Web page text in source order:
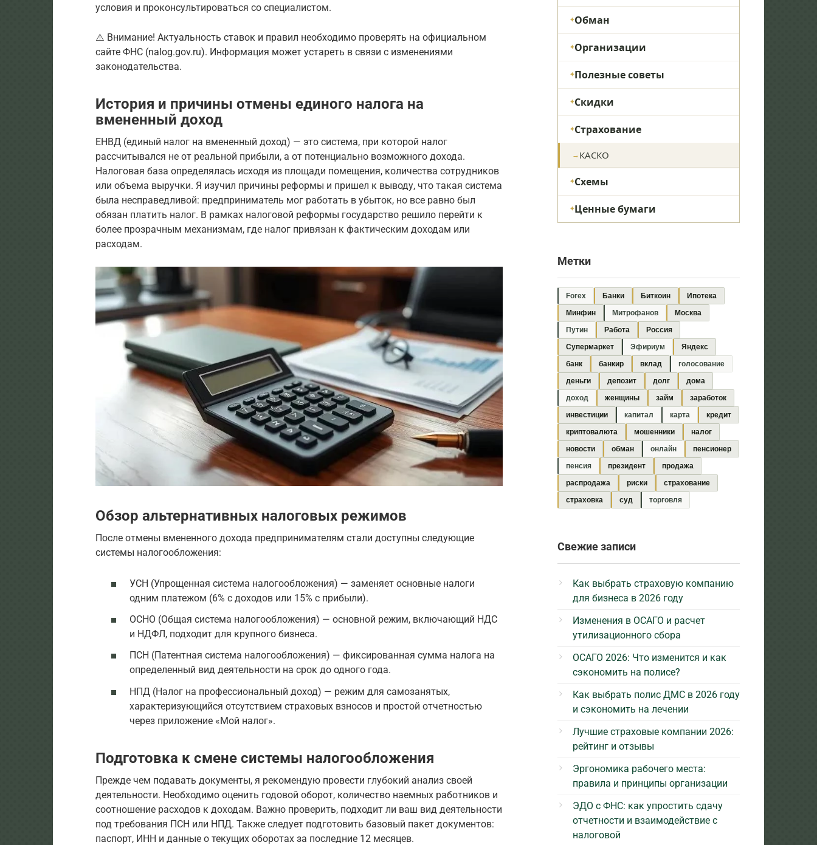
условия и проконсультироваться со специалистом.
⚠️ Внимание! Актуальность ставок и правил необходимо проверять на официальном
сайте ФНС (nalog.gov.ru). Информация может устареть в связи с изменениями
законодательства.
История и причины отмены единого налога на
вмененный доход
ЕНВД (единый налог на вмененный доход) — это система, при которой налог
рассчитывался не от реальной прибыли, а от потенциально возможного дохода.
Налоговая база определялась исходя из площади помещения, количества сотрудников
или объема выручки. Я изучил причины реформы и пришел к выводу, что такая система
была несправедливой: предприниматель мог работать в убыток, но все равно был
обязан платить налог. В рамках налоговой реформы государство решило перейти к
более прозрачным механизмам, где налог привязан к фактическим доходам или
расходам.
Обзор альтернативных налоговых режимов
После отмены вмененного дохода предпринимателям стали доступны следующие
системы налогообложения:
УСН (Упрощенная система налогообложения) — заменяет основные налоги
одним платежом (6% с доходов или 15% с прибыли).
ОСНО (Общая система налогообложения) — основной режим, включающий НДС
и НДФЛ, подходит для крупного бизнеса.
ПСН (Патентная система налогообложения) — фиксированная сумма налога на
определенный вид деятельности на срок до одного года.
НПД (Налог на профессиональный доход) — режим для самозанятых,
характеризующийся отсутствием страховых взносов и простой отчетностью
через приложение «Мой налог».
Подготовка к смене системы налогообложения
Прежде чем подавать документы, я рекомендую провести глубокий анализ своей
деятельности. Необходимо оценить годовой оборот, количество наемных работников и
соотношение расходов к доходам. Важно проверить, подходит ли ваш вид деятельности
под требования ПСН или НПД. Также следует подготовить базовый пакет документов:
паспорт, ИНН и данные о текущих оборотах за последние 12 месяцев.
Обман
Организации
Полезные советы
Скидки
Страхование
КАСКО
Схемы
Ценные бумаги
Метки
Forex Банки Биткоин
Ипотека
Минфин
Митрофанов
Москва
Путин
Работа
Россия
Супермаркет
Эфириум
Яндекс
банк
банкир вклад
голосование
деньги
депозит долг
дома
доход
женщины займ
заработок
инвестиции
капитал карта
кредит
криптовалюта
мошенники
налог
новости
обман онлайн
пенсионер
пенсия
президент
продажа
распродажа
риски
страхование
страховка
суд торговля
Свежие записи
Как выбрать страховую компанию
для бизнеса в 2026 году
Изменения в ОСАГО и расчет
утилизационного сбора
ОСАГО 2026: Что изменится и как
сэкономить на полисе?
Как выбрать полис ДМС в 2026 году
и сэкономить на лечении
Лучшие страховые компании 2026:
рейтинг и отзывы
Эргономика рабочего места:
правила и принципы организации
ЭДО с ФНС: как упростить сдачу
отчетности и взаимодействие с
налоговой